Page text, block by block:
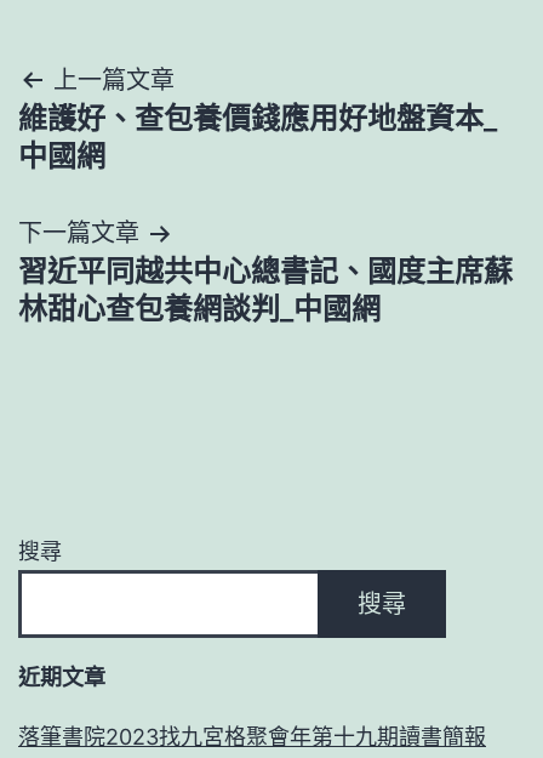
文
章
覽
上一篇文章
維護好、查包養價錢應用好地盤資本_
中國網
下一篇文章
習近平同越共中心總書記、國度主席蘇
林甜心查包養網談判_中國網
搜尋
搜尋
近期文章
落筆書院2023找九宮格聚會年第十九期讀書簡報